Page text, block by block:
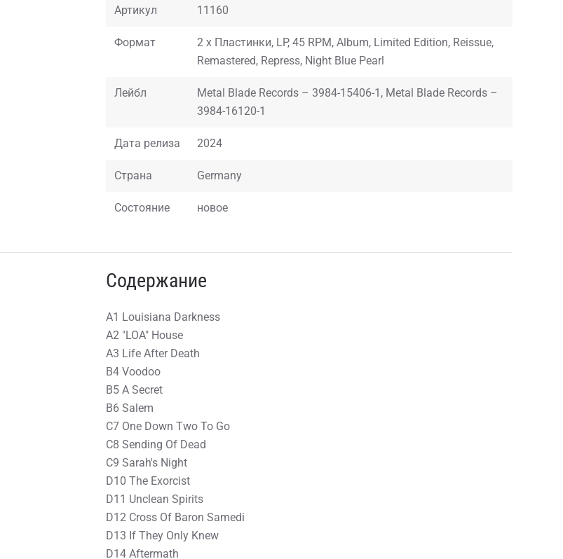
Артикул 11160
Формат
2 x Пластинки, LP, 45 RPM, Album, Limited Edition, Reissue,
Remastered, Repress, Night Blue Pearl
Лейбл
Metal Blade Records – 3984-15406-1, Metal Blade Records –
3984-16120-1
Дата релиза 2024
Страна Germany
Состояние новое
Содержание
A1 Louisiana Darkness
A2 "LOA" House
A3 Life After Death
B4 Voodoo
B5 A Secret
B6 Salem
C7 One Down Two To Go
C8 Sending Of Dead
C9 Sarah's Night
D10 The Exorcist
D11 Unclean Spirits
D12 Cross Of Baron Samedi
D13 If They Only Knew
D14 Aftermath